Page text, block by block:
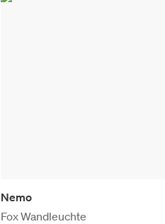
Nemo
Fox Wandleuchte